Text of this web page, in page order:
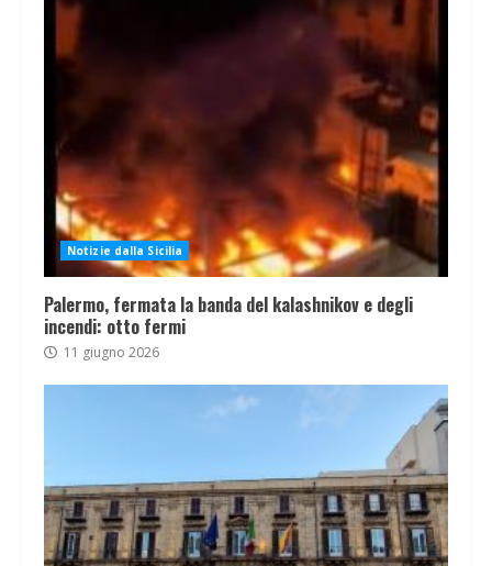
Notizie dalla Sicilia
Palermo, fermata la banda del kalashnikov e degli
incendi: otto fermi
11 giugno 2026